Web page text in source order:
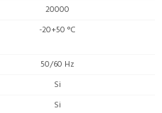
20000
-20+50 °C
50/60 Hz
Si
Si